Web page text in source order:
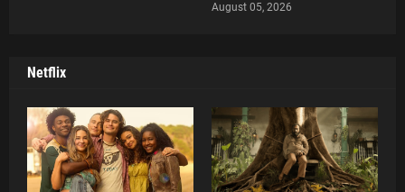
August 05, 2026
Netflix